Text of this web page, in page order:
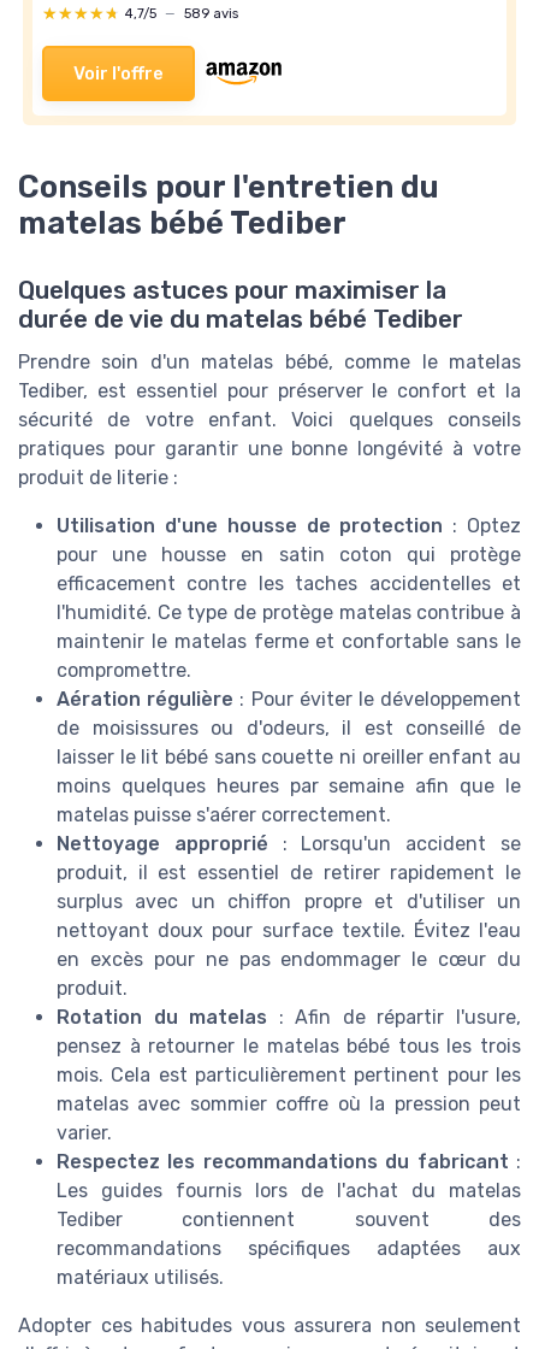
★★★★★
★★★★★ 4,7/5 — 589 avis
Voir l'offre
Conseils pour l'entretien du
matelas bébé Tediber
Quelques astuces pour maximiser la
durée de vie du matelas bébé Tediber
Prendre soin d'un matelas bébé, comme le matelas
Tediber, est essentiel pour préserver le confort et la
sécurité de votre enfant. Voici quelques conseils
pratiques pour garantir une bonne longévité à votre
produit de literie :
Utilisation d'une housse de protection : Optez
pour une housse en satin coton qui protège
efficacement contre les taches accidentelles et
l'humidité. Ce type de protège matelas contribue à
maintenir le matelas ferme et confortable sans le
compromettre.
Aération régulière : Pour éviter le développement
de moisissures ou d'odeurs, il est conseillé de
laisser le lit bébé sans couette ni oreiller enfant au
moins quelques heures par semaine afin que le
matelas puisse s'aérer correctement.
Nettoyage approprié : Lorsqu'un accident se
produit, il est essentiel de retirer rapidement le
surplus avec un chiffon propre et d'utiliser un
nettoyant doux pour surface textile. Évitez l'eau
en excès pour ne pas endommager le cœur du
produit.
Rotation du matelas : Afin de répartir l'usure,
pensez à retourner le matelas bébé tous les trois
mois. Cela est particulièrement pertinent pour les
matelas avec sommier coffre où la pression peut
varier.
Respectez les recommandations du fabricant :
Les guides fournis lors de l'achat du matelas
Tediber contiennent souvent des
recommandations spécifiques adaptées aux
matériaux utilisés.
Adopter ces habitudes vous assurera non seulement